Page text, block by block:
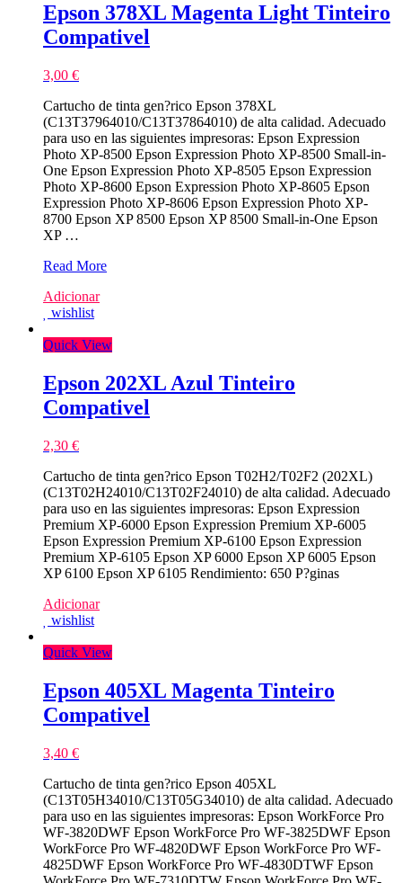
Epson 378XL Magenta Light Tinteiro
Compativel
3,00 €
Cartucho de tinta gen?rico Epson 378XL
(C13T37964010/C13T37864010) de alta calidad. Adecuado
para uso en las siguientes impresoras: Epson Expression
Photo XP-8500 Epson Expression Photo XP-8500 Small-in-
One Epson Expression Photo XP-8505 Epson Expression
Photo XP-8600 Epson Expression Photo XP-8605 Epson
Expression Photo XP-8606 Epson Expression Photo XP-
8700 Epson XP 8500 Epson XP 8500 Small-in-One Epson
XP …
Epson
Magenta
Light
Compativel
Read More
Adicionar
wishlist
Quick View
Epson 202XL Azul Tinteiro
Compativel
2,30 €
Cartucho de tinta gen?rico Epson T02H2/T02F2 (202XL)
(C13T02H24010/C13T02F24010) de alta calidad. Adecuado
para uso en las siguientes impresoras: Epson Expression
Premium XP-6000 Epson Expression Premium XP-6005
Epson Expression Premium XP-6100 Epson Expression
Premium XP-6105 Epson XP 6000 Epson XP 6005 Epson
XP 6100 Epson XP 6105 Rendimiento: 650 P?ginas
Adicionar
wishlist
Quick View
Epson 405XL Magenta Tinteiro
Compativel
3,40 €
Cartucho de tinta gen?rico Epson 405XL
(C13T05H34010/C13T05G34010) de alta calidad. Adecuado
para uso en las siguientes impresoras: Epson WorkForce Pro
WF-3820DWF Epson WorkForce Pro WF-3825DWF Epson
WorkForce Pro WF-4820DWF Epson WorkForce Pro WF-
4825DWF Epson WorkForce Pro WF-4830DTWF Epson